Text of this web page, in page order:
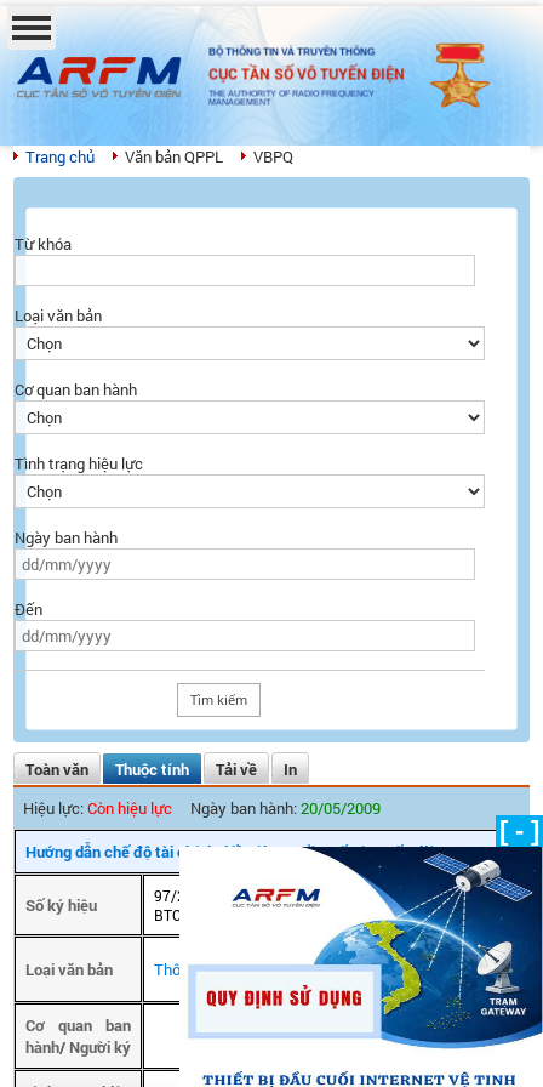
BỘ THÔNG TIN VÀ TRUYỀN THÔNG
CỤC TẦN SỐ VÔ TUYẾN ĐIỆN
THE AUTHORITY OF RADIO FREQUENCY
MANAGEMENT
Trang chủ Văn bản QPPL VBPQ
Từ khóa
Loại văn bản
Cơ quan ban hành
Tình trạng hiệu lực
Ngày ban hành
Đến
Toàn văn Thuộc tính Tải về
In
Hiệu lực:Còn hiệu lực Ngày ban hành:20/05/2009
Hướng dẫn chế độ tài chính đối với Cục Tần số vô tuyến điện
Số ký hiệu
97/2009/TT-
BTC
Ngày ban hành 20/05/2009
Loại văn bản Thông tư
Ngày có hiệu
Cơ quan ban
hành/ Người ký
[ - ]